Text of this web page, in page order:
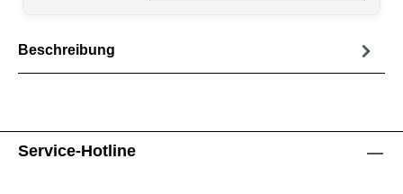
Beschreibung
Service-Hotline